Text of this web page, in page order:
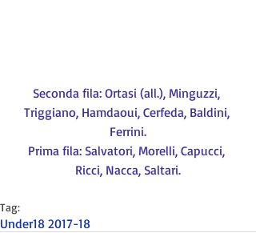
Seconda fila: Ortasi (all.), Minguzzi,
Triggiano, Hamdaoui, Cerfeda, Baldini,
Ferrini.
Prima fila: Salvatori, Morelli, Capucci,
Ricci, Nacca, Saltari.
Tag:
Under18 2017-18